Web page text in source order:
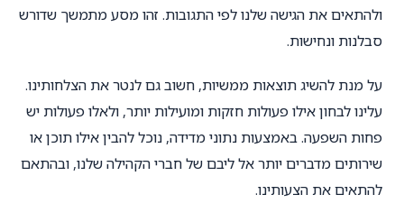
ולהתאים את הגישה שלנו לפי התגובות. זהו מסע מתמשך שדורש
סבלנות ונחישות.
על מנת להשיג תוצאות ממשיות, חשוב גם לנטר את הצלחותינו.
עלינו לבחון אילו פעולות חזקות ומועילות יותר, ולאלו פעולות יש
פחות השפעה. באמצעות נתוני מדידה, נוכל להבין אילו תוכן או
שירותים מדברים יותר אל ליבם של חברי הקהילה שלנו, ובהתאם
להתאים את הצעותינו.